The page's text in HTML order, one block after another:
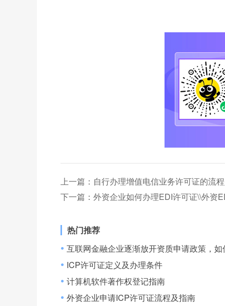
上一篇： 自行办理增值电信业务许可证的流
下一篇： 外资企业如何办理EDI许可证\\外资
热门推荐
● 互联网金融企业逐渐放开资质申请政策，
● ICP许可证定义及办理条件
● 计算机软件著作权登记指南
● 外资企业申请ICP许可证流程及指南